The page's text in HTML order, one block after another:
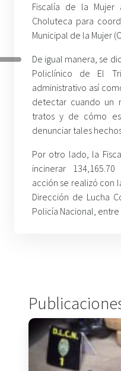
Fiscalía de la Mujer
Choluteca para
Municipal de la Mujer
De igual manera, se
Policlínico de El
administrativo así
detectar cuando un
tratos y de cómo
denunciar tales
Por otro lado, la
incinerar
acción se realizó con
Dirección de Lucha
Policía Nacional,